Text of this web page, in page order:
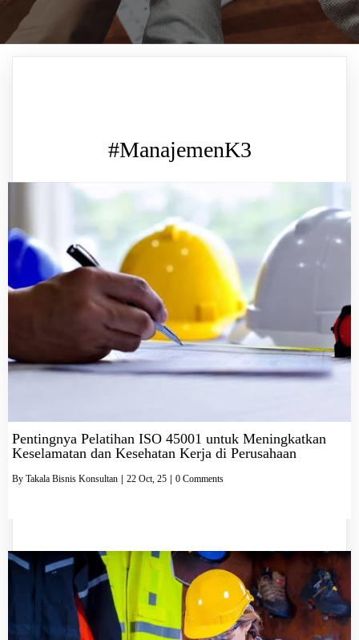
#ManajemenK3
Pentingnya Pelatihan ISO 45001 untuk Meningkatkan
Keselamatan dan Kesehatan Kerja di Perusahaan
By Takala Bisnis Konsultan 22 Oct, 25 0 Comments